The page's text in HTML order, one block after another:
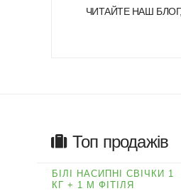
ЧИТАЙТЕ НАШ БЛОГ,
Топ продажів
БІЛІ НАСИПНІ СВІЧКИ 1
КГ + 1 М ФІТІЛЯ